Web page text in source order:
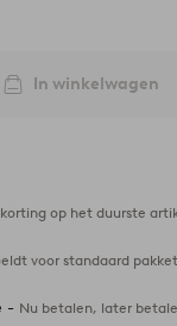
In winkelwagen
op het duurste
voor standaard
- Nu betalen, later